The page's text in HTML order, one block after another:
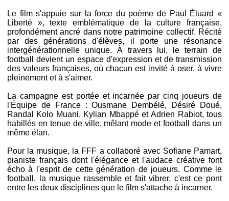
Le film s'appuie sur la force du poème de Paul Éluard «
Liberté », texte emblématique de la culture française,
profondément ancré dans notre patrimoine collectif. Récité
par des générations d'élèves, il porte une résonance
intergénérationnelle unique. À travers lui, le terrain de
football devient un espace d'expression et de transmission
des valeurs françaises, où chacun est invité à oser, à vivre
pleinement et à s'aimer.
La campagne est portée et incarnée par cinq joueurs de
l'Équipe de France : Ousmane Dembélé, Désiré Doué,
Randal Kolo Muani, Kylian Mbappé et Adrien Rabiot, tous
habillés en tenue de ville, mêlant mode et football dans un
même élan.
Pour la musique, la FFF a collaboré avec Sofiane Pamart,
pianiste français dont l'élégance et l'audace créative font
écho à l'esprit de cette génération de joueurs. Comme le
football, la musique rassemble et fait vibrer, c'est ce pont
entre les deux disciplines que le film s'attache à incarner.